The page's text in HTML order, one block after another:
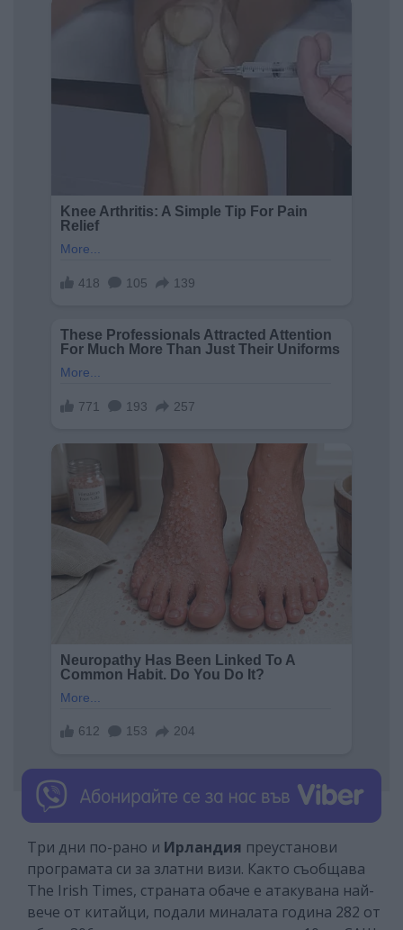
Три дни по-рано и Ирландия преустанови
програмата си за златни визи. Както съобщава
The Irish Times, страната обаче е атакувана най-
вече от китайци, подали миналата година 282 от